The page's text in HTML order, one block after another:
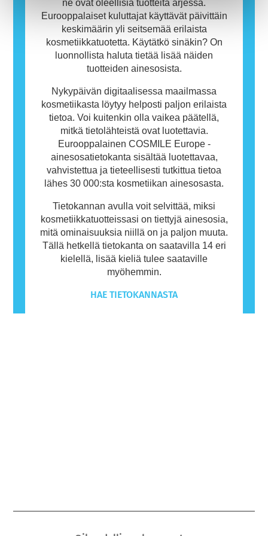
ne ovat oleellisia tuotteita arjessa.
Eurooppalaiset kuluttajat käyttävät päivittäin
keskimäärin yli seitsemää erilaista
kosmetiikkatuotetta. Käytätkö sinäkin? On
luonnollista haluta tietää lisää näiden
tuotteiden ainesosista.
Nykypäivän digitaalisessa maailmassa
kosmetiikasta löytyy helposti paljon erilaista
tietoa. Voi kuitenkin olla vaikea päätellä,
mitkä tietolähteistä ovat luotettavia.
Eurooppalainen COSMILE Europe -
ainesosatietokanta sisältää luotettavaa,
vahvistettua ja tieteellisesti tutkittua tietoa
lähes 30 000:sta kosmetiikan ainesosasta.
Tietokannan avulla voit selvittää, miksi
kosmetiikkatuotteissasi on tiettyjä ainesosia,
mitä ominaisuuksia niillä on ja paljon muuta.
Tällä hetkellä tietokanta on saatavilla 14 eri
kielellä, lisää kieliä tulee saataville
myöhemmin.
HAE TIETOKANNASTA